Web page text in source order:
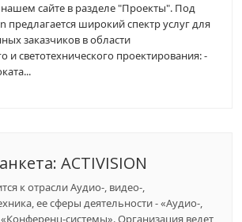
сайте в разделе "Проекты". Под
предлагается широкий спектр услуг для
заказчиков в области
и светотехнического проектирования: -
ACTIVISION
к отрасли Аудио-, видео-,
ее сферы деятельности - «Аудио-,
системы». Организация ведет